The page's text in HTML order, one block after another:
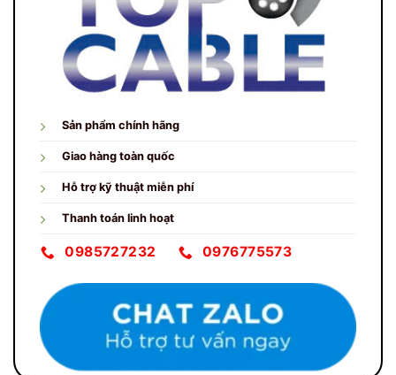
Sản phẩm chính hãng
Giao hàng toàn quốc
Hỗ trợ kỹ thuật miễn phí
Thanh toán linh hoạt
0985727232 0976775573